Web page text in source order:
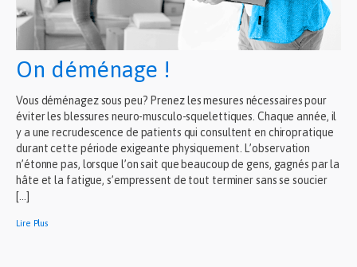
On déménage !
Vous déménagez sous peu? Prenez les mesures nécessaires pour
éviter les blessures neuro-musculo-squelettiques. Chaque année, il
y a une recrudescence de patients qui consultent en chiropratique
durant cette période exigeante physiquement. L’observation
n’étonne pas, lorsque l’on sait que beaucoup de gens, gagnés par la
hâte et la fatigue, s’empressent de tout terminer sans se soucier
[…]
Lire Plus